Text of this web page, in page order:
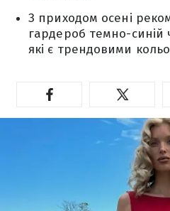
З приходом осені
гардероб темно-
які є трендовими